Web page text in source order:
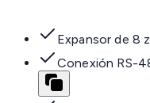
Expansor de 8
Conexión RS-